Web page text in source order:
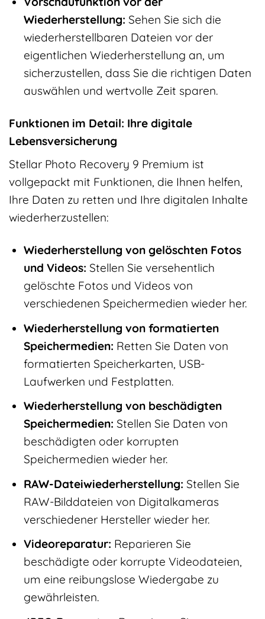
Wiederherstellung: Sehen Sie sich die
wiederherstellbaren Dateien vor der
eigentlichen Wiederherstellung an, um
sicherzustellen, dass Sie die richtigen Daten
auswählen und wertvolle Zeit sparen.
Funktionen im Detail: Ihre digitale
Lebensversicherung
Stellar Photo Recovery 9 Premium ist
vollgepackt mit Funktionen, die Ihnen helfen,
Ihre Daten zu retten und Ihre digitalen Inhalte
wiederherzustellen:
Wiederherstellung von gelöschten Fotos
und Videos: Stellen Sie versehentlich
gelöschte Fotos und Videos von
verschiedenen Speichermedien wieder her.
Wiederherstellung von formatierten
Speichermedien: Retten Sie Daten von
formatierten Speicherkarten, USB-
Laufwerken und Festplatten.
Wiederherstellung von beschädigten
Speichermedien: Stellen Sie Daten von
beschädigten oder korrupten
Speichermedien wieder her.
RAW-Dateiwiederherstellung: Stellen Sie
RAW-Bilddateien von Digitalkameras
verschiedener Hersteller wieder her.
Videoreparatur: Reparieren Sie
beschädigte oder korrupte Videodateien,
um eine reibungslose Wiedergabe zu
gewährleisten.